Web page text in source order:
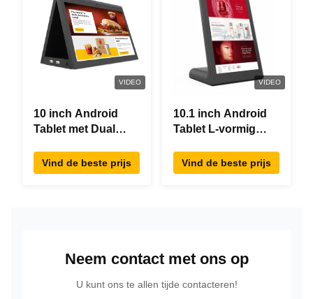
VIDEO
10 inch Android
Tablet met Dual
Desktop POE
Advertising Tablet
Vind de beste prijs
VIDEO
10.1 inch Android
Tablet L-vormig
RK3288 Tablet IPS
Touchscreen Tablet
Vind de beste prijs
Neem contact met ons op
U kunt ons te allen tijde contacteren!